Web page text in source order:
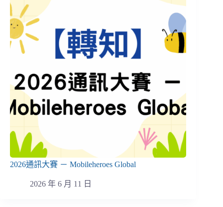
2026通訊大賽 － Mobileheroes Global
2026 年 6 月 11 日